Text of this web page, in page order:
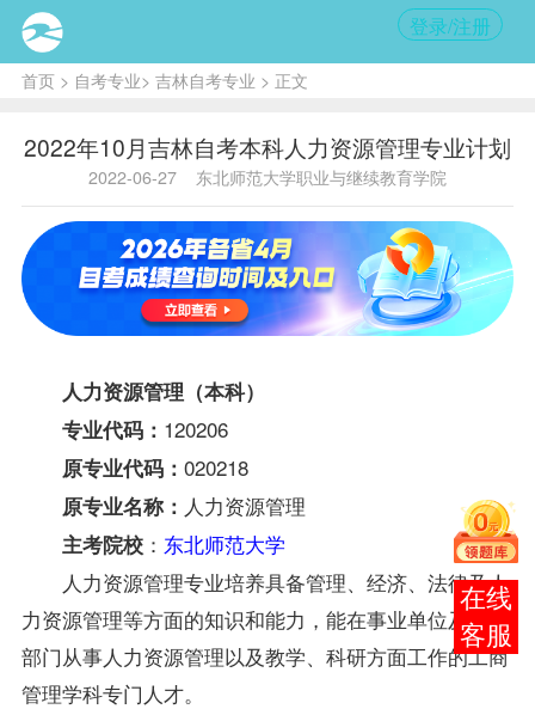
登录/注册
首页> 自考专业> 吉林自考专业 > 正文
2022年10月吉林自考本科人力资源管理专业计划
2022-06-27 东北师范大学职业与继续教育学院
人力资源管理（本科）
专业代码： 120206
原专业代码： 020218
原专业名称： 人力资源管理
主考院校： 东北师范大学
人力资源管理专业培养具备管理、经济、法律及人
力资源管理等方面的知识和能力，能在事业单位及政府
部门从事人力资源管理以及教学、科研方面工作的工商
管理学科专门人才。
报考
咨询